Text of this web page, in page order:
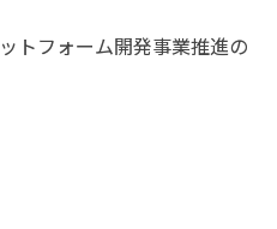
トフォーム開発事業推進の